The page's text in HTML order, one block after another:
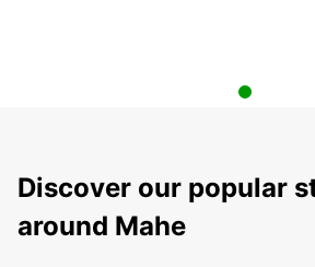
Discover our popular
around Mahe